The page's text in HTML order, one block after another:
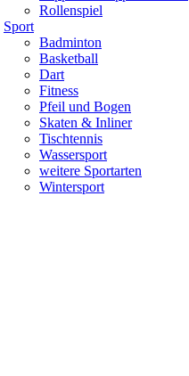
Rollenspiel
Sport
Badminton
Basketball
Dart
Fitness
Pfeil und Bogen
Skaten & Inliner
Tischtennis
Wassersport
weitere Sportarten
Wintersport